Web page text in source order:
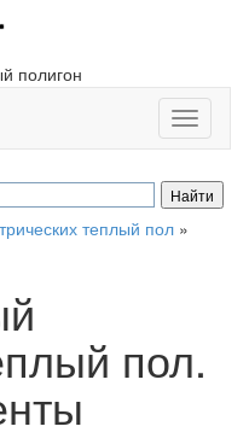
полигон
Toggle
теплый пол »
пол.